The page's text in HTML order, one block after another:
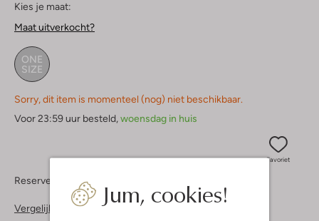
Jum, cookies!
Kies je maat:
Maat uitverkocht?
ONE
SIZE
Sorry, dit item is momenteel (nog) niet beschikbaar.
Voor 23:59 uur besteld,woensdag in huis
Favoriet
Reserveer direct in een van onze 37 boutiques
Vergelijkbare items